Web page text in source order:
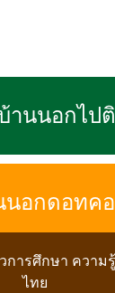
านนอกไป
นอกดอทค
การศึกษา ความ
ไทย